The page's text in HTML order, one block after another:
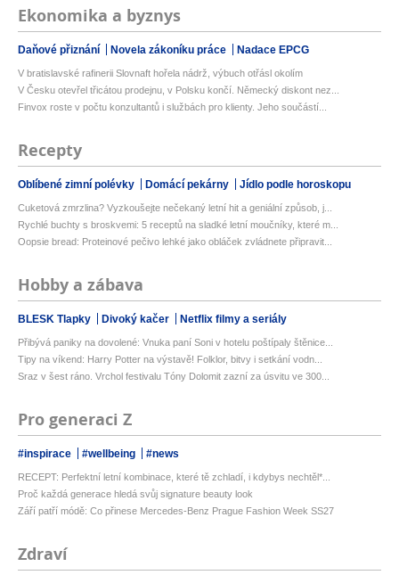
Ekonomika a byznys
Daňové přiznání Novela zákoníku práce Nadace EPCG
V bratislavské rafinerii Slovnaft hořela nádrž, výbuch otřásl okolím
V Česku otevřel třicátou prodejnu, v Polsku končí. Německý diskont nez...
Finvox roste v počtu konzultantů i službách pro klienty. Jeho součástí...
Recepty
Oblíbené zimní polévky Domácí pekárny Jídlo podle horoskopu
Cuketová zmrzlina? Vyzkoušejte nečekaný letní hit a geniální způsob, j...
Rychlé buchty s broskvemi: 5 receptů na sladké letní moučníky, které m...
Oopsie bread: Proteinové pečivo lehké jako obláček zvládnete připravit...
Hobby a zábava
BLESK Tlapky Divoký kačer Netflix filmy a seriály
Přibývá paniky na dovolené: Vnuka paní Soni v hotelu poštípaly štěnice...
Tipy na víkend: Harry Potter na výstavě! Folklor, bitvy i setkání vodn...
Sraz v šest ráno. Vrchol festivalu Tóny Dolomit zazní za úsvitu ve 300...
Pro generaci Z
#inspirace #wellbeing #news
RECEPT: Perfektní letní kombinace, které tě zchladí, i kdybys nechtěl*...
Proč každá generace hledá svůj signature beauty look
Září patří módě: Co přinese Mercedes-Benz Prague Fashion Week SS27
Zdraví